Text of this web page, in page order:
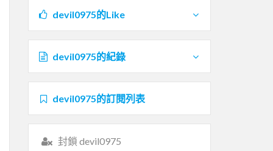
devil0975的Like
devil0975的紀錄
devil0975的訂閱列表
封鎖 devil0975